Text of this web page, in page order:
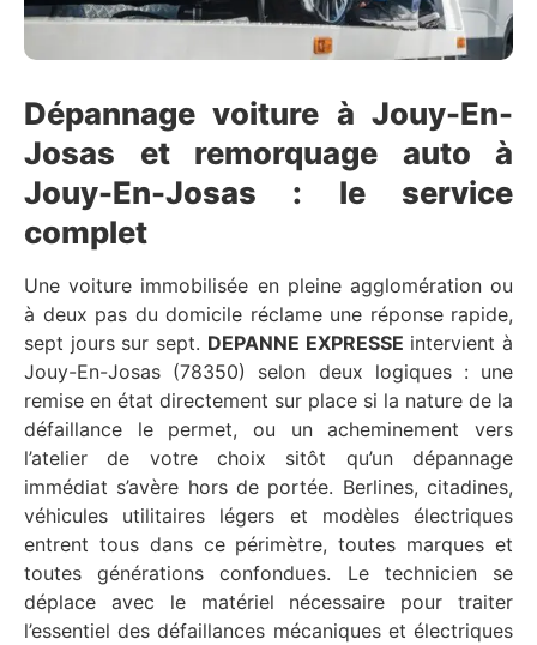
Dépannage voiture à Jouy-En-
Josas et remorquage auto à
Jouy-En-Josas : le service
complet
Une voiture immobilisée en pleine agglomération ou
à deux pas du domicile réclame une réponse rapide,
sept jours sur sept. DEPANNE EXPRESSE intervient à
Jouy-En-Josas (78350) selon deux logiques : une
remise en état directement sur place si la nature de la
défaillance le permet, ou un acheminement vers
l’atelier de votre choix sitôt qu’un dépannage
immédiat s’avère hors de portée. Berlines, citadines,
véhicules utilitaires légers et modèles électriques
entrent tous dans ce périmètre, toutes marques et
toutes générations confondues. Le technicien se
déplace avec le matériel nécessaire pour traiter
l’essentiel des défaillances mécaniques et électriques